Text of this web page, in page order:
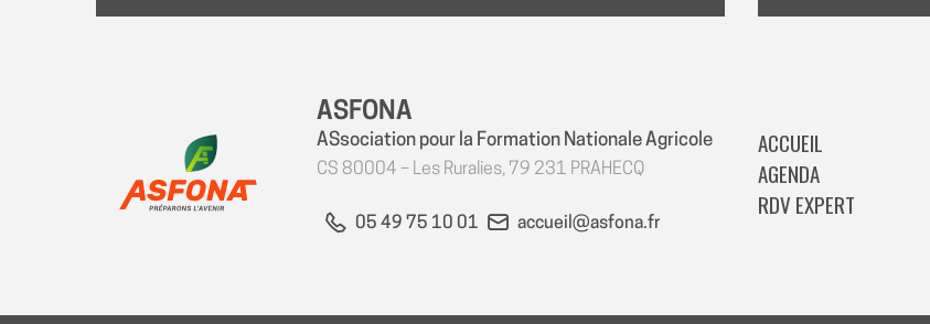
ASFONA
ASsociation pour la Formation Nationale Agricole
CS 80004 – Les Ruralies, 79 231 PRAHECQ
05 49 75 10 01 accueil@asfona.fr
ACCUEIL
AGENDA
RDV EXPERT